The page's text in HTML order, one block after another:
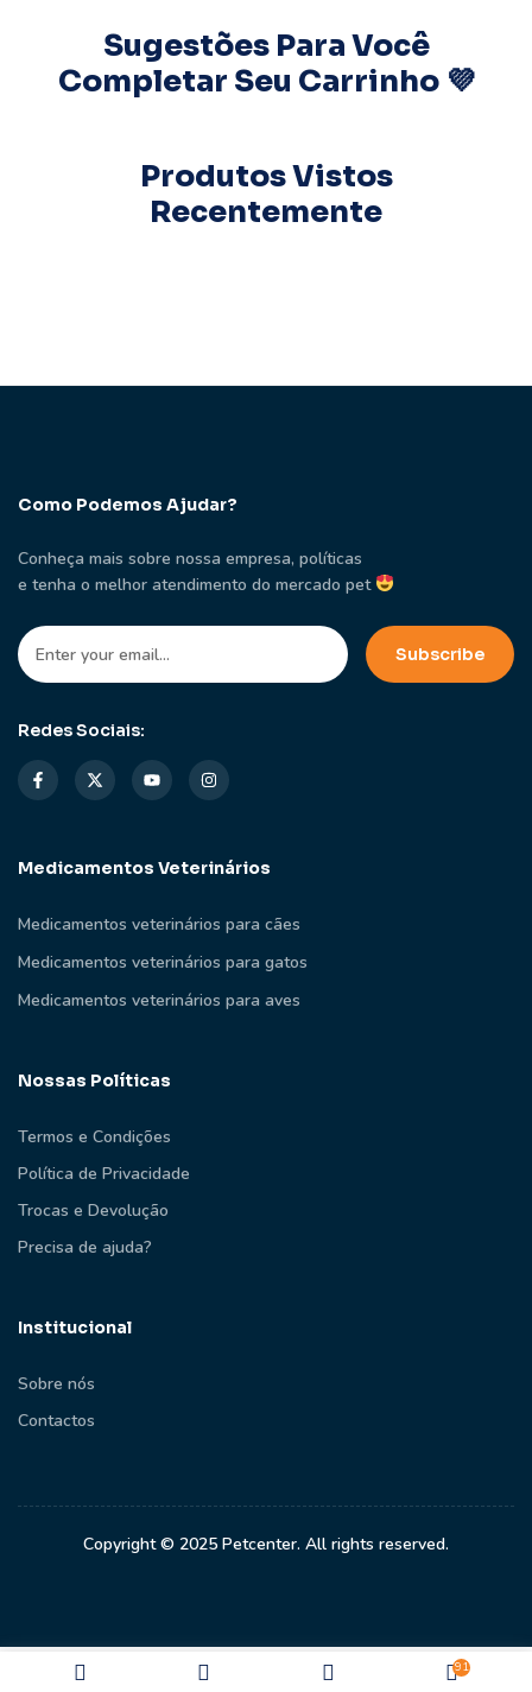
91
Sugestões Para Você
Completar Seu Carrinho 💜
Produtos Vistos
Recentemente
Como Podemos Ajudar?
Conheça mais sobre nossa empresa, políticas
e tenha o melhor atendimento do mercado pet
Redes Sociais:
Medicamentos Veterinários
Medicamentos veterinários para cães
Medicamentos veterinários para gatos
Medicamentos veterinários para aves
Nossas Políticas
Termos e Condições
Política de Privacidade
Trocas e Devolução
Precisa de ajuda?
Institucional
Sobre nós
Contactos
Copyright © 2025 Petcenter. All rights reserved.